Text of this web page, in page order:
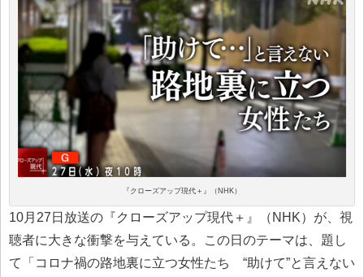
『クローズアップ現代＋』（NHK）
10月27日放送の『クローズアップ現代＋』（NHK）が、視
聴者に大きな衝撃を与えている。この日のテーマは、題し
て「コロナ禍の路地裏に立つ女性たち “助けて”と言えない